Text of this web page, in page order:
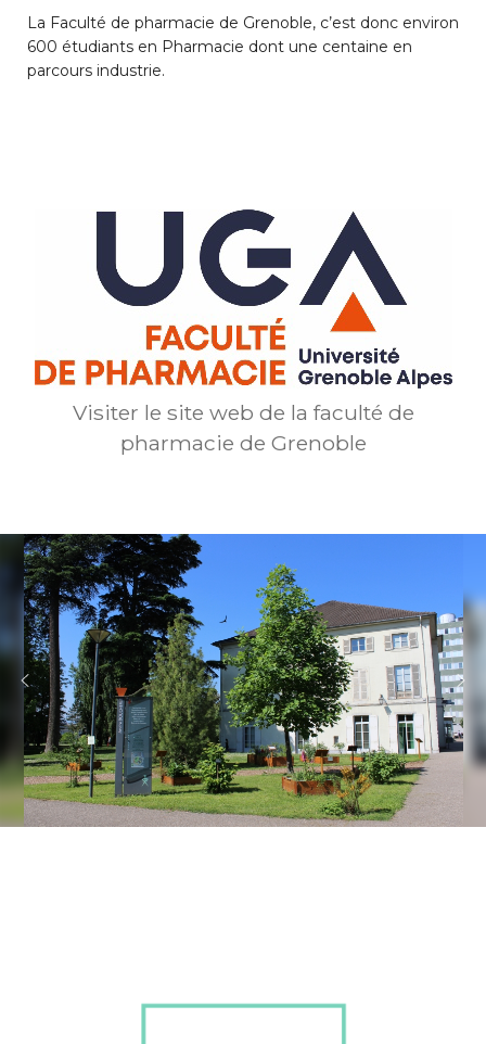
La Faculté de pharmacie de Grenoble, c’est donc environ
600 étudiants en Pharmacie dont une centaine en
parcours industrie.
Visiter le site web de la faculté de
pharmacie de Grenoble